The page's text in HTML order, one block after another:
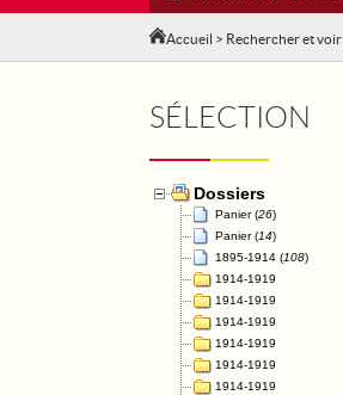
Accueil > Rechercher et voir
SÉLECTION